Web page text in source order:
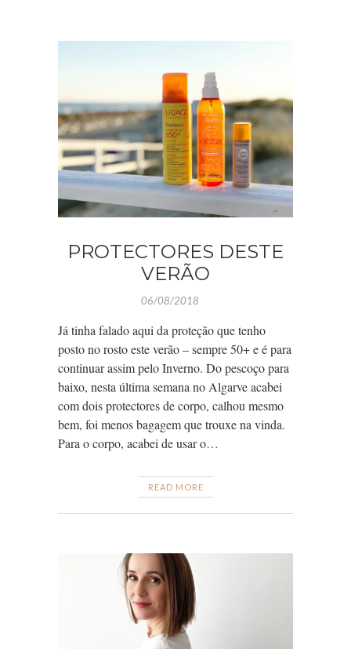
PROTECTORES DESTE
VERÃO
06/08/2018
Já tinha falado aqui da proteção que tenho
posto no rosto este verão – sempre 50+ e é para
continuar assim pelo Inverno. Do pescoço para
baixo, nesta última semana no Algarve acabei
com dois protectores de corpo, calhou mesmo
bem, foi menos bagagem que trouxe na vinda.
Para o corpo, acabei de usar o…
READ MORE